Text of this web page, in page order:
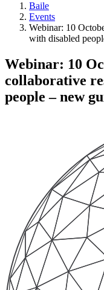
Baile
Events
Webinar: 10
with disabled
Webinar: 10
collaborative
people – new